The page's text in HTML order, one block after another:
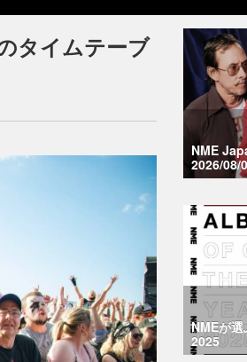
タイムテーブ
NME
2026/08/
NMEが
2025